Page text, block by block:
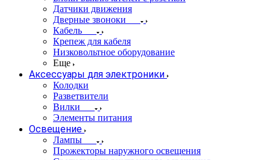
Датчики движения
Дверные звоноки
Кабель
Крепеж для кабеля
Низковольтное оборудование
Еще
Аксессуары для электроники
Колодки
Разветвители
Вилки
Элементы питания
Освещение
Лампы
Прожекторы наружного освещения